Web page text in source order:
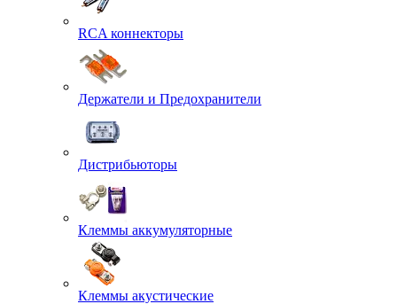
RCA коннекторы
Держатели и Предохранители
Дистрибьюторы
Клеммы аккумуляторные
Клеммы акустические